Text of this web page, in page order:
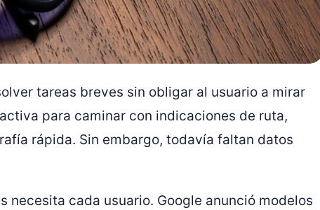
tareas breves sin obligar al usuario a mirar
para caminar con indicaciones de ruta,
rápida. Sin embargo, todavía faltan datos
necesita cada usuario. Google anunció modelos